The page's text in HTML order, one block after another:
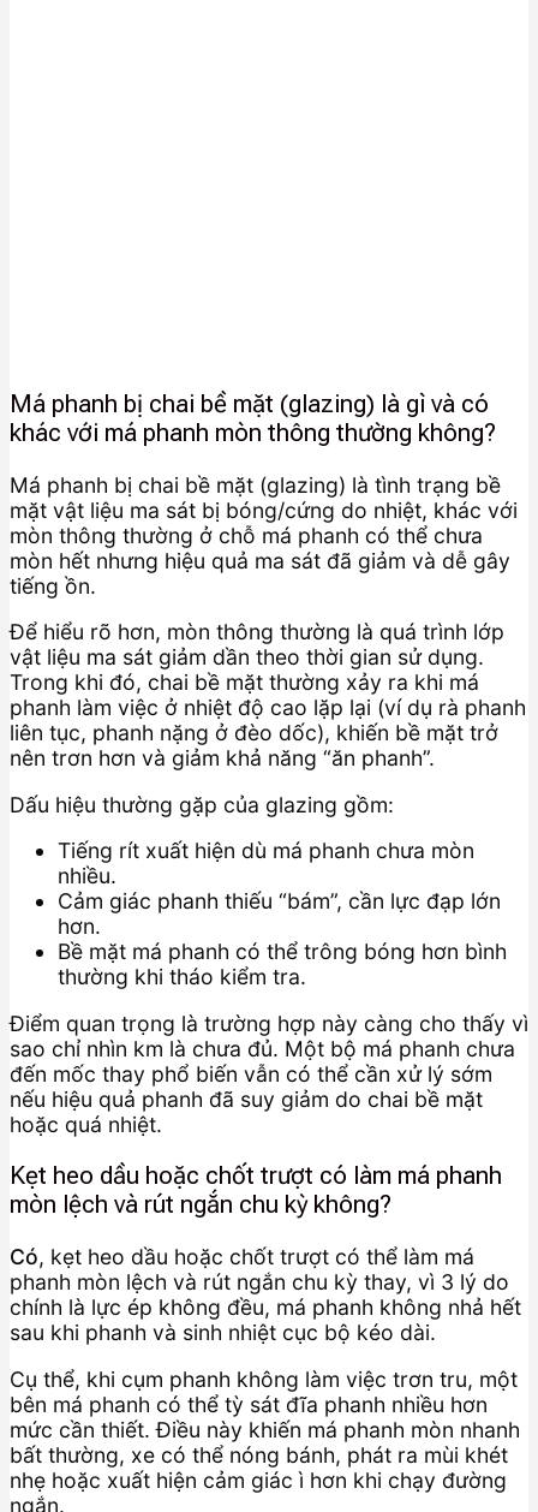
Má phanh bị chai bề mặt (glazing) là gì và có
khác với má phanh mòn thông thường không?
Má phanh bị chai bề mặt (glazing) là tình trạng bề
mặt vật liệu ma sát bị bóng/cứng do nhiệt, khác với
mòn thông thường ở chỗ má phanh có thể chưa
mòn hết nhưng hiệu quả ma sát đã giảm và dễ gây
tiếng ồn.
Để hiểu rõ hơn, mòn thông thường là quá trình lớp
vật liệu ma sát giảm dần theo thời gian sử dụng.
Trong khi đó, chai bề mặt thường xảy ra khi má
phanh làm việc ở nhiệt độ cao lặp lại (ví dụ rà phanh
liên tục, phanh nặng ở đèo dốc), khiến bề mặt trở
nên trơn hơn và giảm khả năng “ăn phanh”.
Dấu hiệu thường gặp của glazing gồm:
Tiếng rít xuất hiện dù má phanh chưa mòn
nhiều.
Cảm giác phanh thiếu “bám”, cần lực đạp lớn
hơn.
Bề mặt má phanh có thể trông bóng hơn bình
thường khi tháo kiểm tra.
Điểm quan trọng là trường hợp này càng cho thấy vì
sao chỉ nhìn km là chưa đủ. Một bộ má phanh chưa
đến mốc thay phổ biến vẫn có thể cần xử lý sớm
nếu hiệu quả phanh đã suy giảm do chai bề mặt
hoặc quá nhiệt.
Kẹt heo dầu hoặc chốt trượt có làm má phanh
mòn lệch và rút ngắn chu kỳ không?
Có, kẹt heo dầu hoặc chốt trượt có thể làm má
phanh mòn lệch và rút ngắn chu kỳ thay, vì 3 lý do
chính là lực ép không đều, má phanh không nhả hết
sau khi phanh và sinh nhiệt cục bộ kéo dài.
Cụ thể, khi cụm phanh không làm việc trơn tru, một
bên má phanh có thể tỳ sát đĩa phanh nhiều hơn
mức cần thiết. Điều này khiến má phanh mòn nhanh
bất thường, xe có thể nóng bánh, phát ra mùi khét
nhẹ hoặc xuất hiện cảm giác ì hơn khi chạy đường
ngắn.